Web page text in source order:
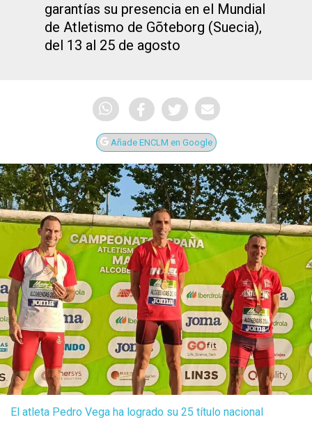
garantías su presencia en el Mundial
de Atletismo de Gõteborg (Suecia),
del 13 al 25 de agosto
Añade ENCLM en Google
El atleta Pedro Vega ha logrado su 25 título nacional